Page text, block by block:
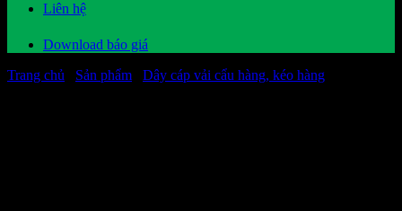
Liên hệ
Download báo giá
Trang chủ
Sản phẩm Dây cáp vải cẩu hàng, kéo hàng